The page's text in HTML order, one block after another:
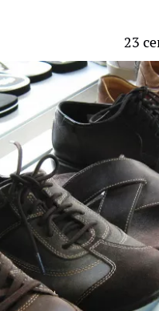
23